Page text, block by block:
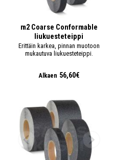
m2 Coarse Conformable
liukuesteteippi
Erittäin karkea, pinnan muotoon
mukautuva liukuesteteippi.
Alkaen 56,60€